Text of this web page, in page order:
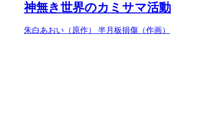
神無き世界のカミサマ活動
朱白あおい（原作） 半月板損傷（作画）